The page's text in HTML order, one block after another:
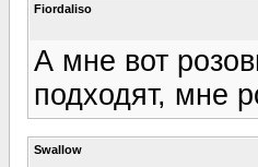
Fiordaliso
А мне вот
подходят, мне
Swallow